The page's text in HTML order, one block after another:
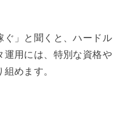
ぐ」と聞くと、ハードル
運用には、特別な資格や
めます。